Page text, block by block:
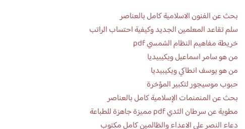
بحث عن الفنون الاسلامية كامل بالعناصر
سلم تقاعد المعلمين الجديد وكيفية احتساب الراتب
خريطة مفاهيم النظام الشمسي pdf
من هو سامر اسماعيل ويكيبيديا
من هو يوسف انطاكي ويكيبيديا
حبوب موسيجور لتكبير المؤخرة
بحث عن المنمنمات الإسلامية كامل بالعناصر
مطوية عن سرطان الثدي pdf مميزة جاهزة للطباعة
دعاء النصر على الاعداء والظالمين كامل مكتوب